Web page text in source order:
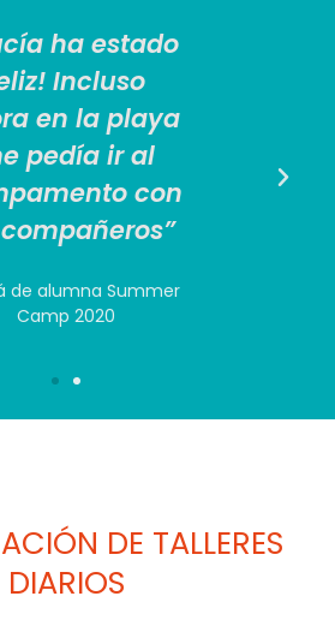
ha estado
Incluso
en la playa
pedía ir al
con
de alumna Summer
Camp 2020
DE TALLERES
DIARIOS